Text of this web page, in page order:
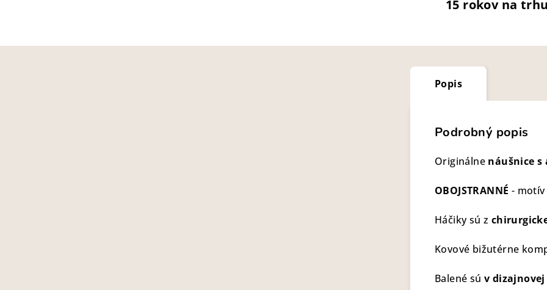
15 rokov na trhu
Popis
Podrobný popis
Originálne náušnice
OBOJSTRANNÉ -
Háčiky sú z
Kovové bižutérne
Balené sú v